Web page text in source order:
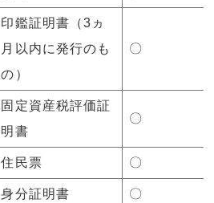
印鑑証明書（3ヵ
月以内に発行のも
の）
〇
固定資産税評価証
明書
〇
住民票 〇
身分証明書 〇